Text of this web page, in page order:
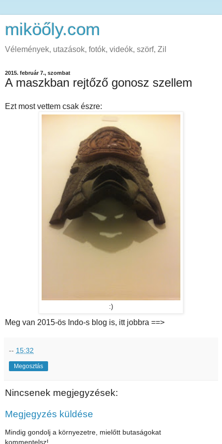
miköőly.com
Vélemények, utazások, fotók, videók, szörf, Zil
2015. február 7., szombat
A maszkban rejtőző gonosz szellem
Ezt most vettem csak észre:
:)
Meg van 2015-ös Indo-s blog is, itt jobbra ==>
-- 15:32
Megosztás
Nincsenek megjegyzések:
Megjegyzés küldése
Mindig gondolj a környezetre, mielőtt butaságokat
kommentelsz!